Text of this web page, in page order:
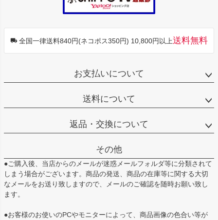
全国一律送料840円(ネコポス350円) 10,800円以上送料無料
お支払いについて
送料について
返品・交換について
その他
●ご購入後、当店からのメールが迷惑メールフォルダ等に分類されて
しまう場合がございます。商品の発送、商品の在庫等に関する大切
なメールをお送り致しますので、メールのご確認を随時お願い致し
ます。
●お客様のお使いのPCやモニターによって、商品画像の色合い等が